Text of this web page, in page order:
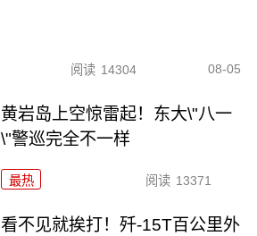
阅读 14304 08-05
黄岩岛上空惊雷起！东大\"八一
\"警巡完全不一样
最热 阅读 13371
看不见就挨打！歼-15T百公里外